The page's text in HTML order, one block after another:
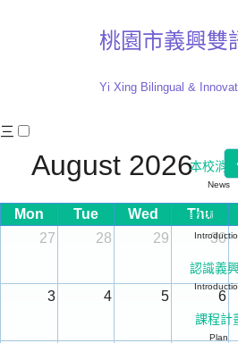
:::
August 2026
Mon Tue Wed Thu
27
28 29 30
3 4 5 6
桃園市義興雙
Yi Xing Bilingual &
三
本校消
News
認識義興
認識義
課程計
Plan